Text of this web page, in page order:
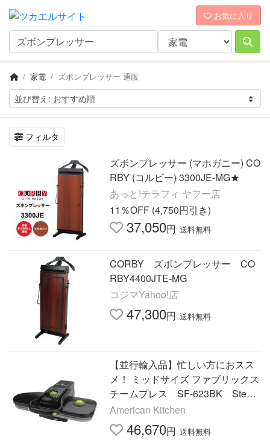
お気に入り
家電 ズボンプレッサー 通販
フィルタ
ズボンプレッサー (マホガニー) CO
RBY (コルビー) 3300JE-MG★
あっと!テラフィ ヤフー店
11％OFF (4,750円引き)
37,050円 送料無料
CORBY ズボンプレッサー CO
RBY4400JTE-MG
コジマYahoo!店
47,300円 送料無料
【並行輸入品】忙しい方におスス
メ！ ミッドサイズ ファブリックス
チームプレス SF-623BK Steam
fast社 アイロン スチームアイロン
ズボンプレッサー
American Kitchen
46,670円 送料無料